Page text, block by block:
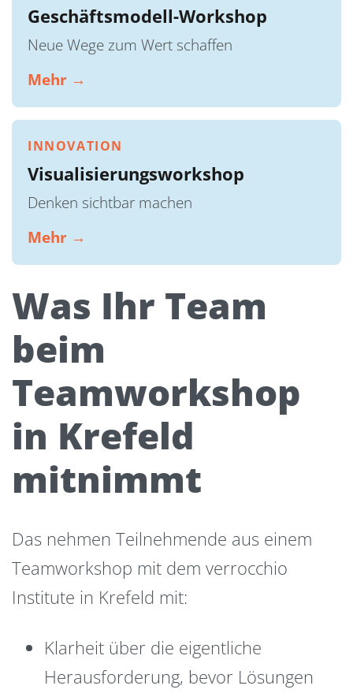
Geschäftsmodell-Workshop
Neue Wege zum Wert schaffen
Mehr →
INNOVATION
Visualisierungsworkshop
Denken sichtbar machen
Mehr →
Was Ihr Team
beim
Teamworkshop
in Krefeld
mitnimmt
Das nehmen Teilnehmende aus einem
Teamworkshop mit dem verrocchio
Institute in Krefeld mit:
Klarheit über die eigentliche
Herausforderung, bevor Lösungen